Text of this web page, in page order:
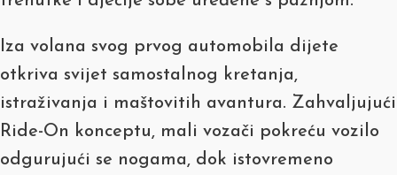
Iza volana svog prvog automobila dijete
otkriva svijet samostalnog kretanja,
istraživanja i maštovitih avantura. Zahvaljujući
Ride-On konceptu, mali vozači pokreću vozilo
odgurujući se nogama, dok istovremeno